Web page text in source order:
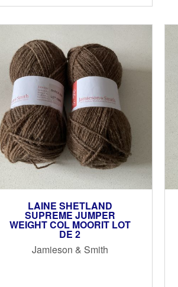
LAINE SHETLAND
SUPREME JUMPER
WEIGHT COL MOORIT LOT
DE 2
Jamieson & Smith